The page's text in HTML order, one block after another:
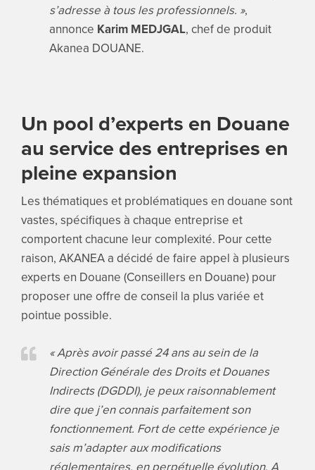
s’adresse à tous les professionnels. »,
annonce Karim MEDJGAL, chef de produit
Akanea DOUANE.
Un pool d’experts en Douane
au service des entreprises en
pleine expansion
Les thématiques et problématiques en douane sont
vastes, spécifiques à chaque entreprise et
comportent chacune leur complexité. Pour cette
raison, AKANEA a décidé de faire appel à plusieurs
experts en Douane (Conseillers en Douane) pour
proposer une offre de conseil la plus variée et
pointue possible.
« Après avoir passé 24 ans au sein de la
Direction Générale des Droits et Douanes
Indirects (DGDDI), je peux raisonnablement
dire que j’en connais parfaitement son
fonctionnement. Fort de cette expérience je
sais m’adapter aux modifications
réglementaires, en perpétuelle évolution. A